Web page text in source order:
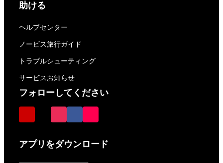
助ける
ヘルプセンター
ノービス旅行ガイド
トラブルシューティング
サービスお知らせ
フォローしてください
アプリをダウンロード